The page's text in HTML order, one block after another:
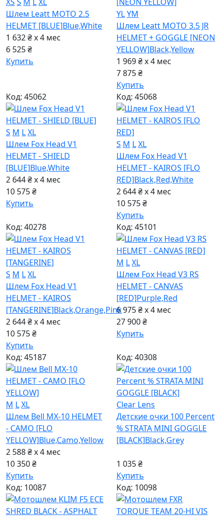
Шлем Leatt MOTO 2.5
HELMET [BLUE]Blue,White
1 632 ₴ x 4 мес
6 525 ₴
Купить
YLYM
Шлем Leatt MOTO 3.5 JR
HELMET + GOGGLE [NEON
YELLOW]Black,Yellow
1 969 ₴ x 4 мес
7 875 ₴
Купить
Код: 45062
S M LXL
Шлем Fox Head V1
HELMET - SHIELD
[BLUE]Blue,White
2 644 ₴ x 4 мес
10 575 ₴
Купить
Код: 45068
S M LXL
Шлем Fox Head V1
HELMET - KAIROS [FLO
RED]Black,Red,White
2 644 ₴ x 4 мес
10 575 ₴
Купить
Код: 40278
S M LXL
Шлем Fox Head V1
HELMET - KAIROS
[TANGERINE]Black,Orange,Pink
2 644 ₴ x 4 мес
10 575 ₴
Купить
Код: 45101
M LXL
Шлем Fox Head V3 RS
HELMET - CANVAS
[RED]Purple,Red
6 975 ₴ x 4 мес
27 900 ₴
Купить
Код: 45187
M LXL
Шлем Bell MX-10 HELMET
- CAMO [FLO
YELLOW]Blue,Camo,Yellow
2 588 ₴ x 4 мес
10 350 ₴
Купить
Код: 40308
Clear Lens
Детские очки 100 Percent
% STRATA MINI GOGGLE
[BLACK]Black,Grey
1 035 ₴
Купить
Код: 10087
Код: 10098